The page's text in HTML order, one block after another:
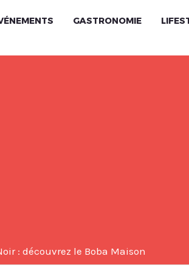
GASTRONOMIE
: découvrez le Boba Maison